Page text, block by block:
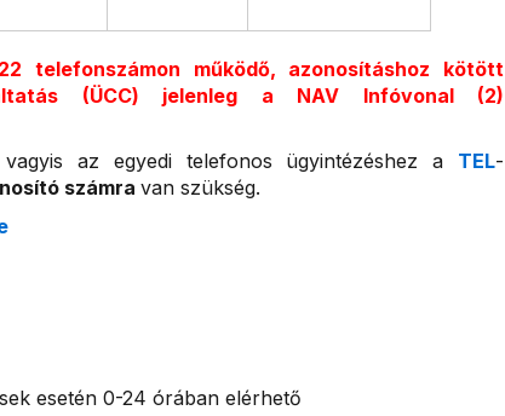
telefonszámon működő, azonosításhoz kötött
(ÜCC) jelenleg a NAV Infóvonal (2)
az egyedi telefonos ügyintézéshez a TEL-
számra van szükség.
esetén 0-24 órában elérhető